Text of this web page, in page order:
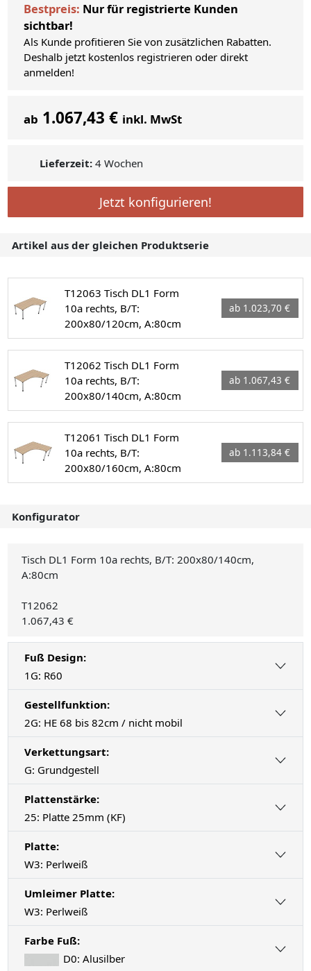
Bestpreis: Nur für registrierte Kunden
sichtbar!
Als Kunde profitieren Sie von zusätzlichen Rabatten.
Deshalb jetzt kostenlos registrieren oder direkt
anmelden!
ab 1.067,43 € inkl. MwSt
Lieferzeit: 4 Wochen
Jetzt konfigurieren!
Artikel aus der gleichen Produktserie
T12063 Tisch DL1 Form
10a rechts, B/T:
200x80/120cm, A:80cm
ab 1.023,70 €
T12062 Tisch DL1 Form
10a rechts, B/T:
200x80/140cm, A:80cm
ab 1.067,43 €
T12061 Tisch DL1 Form
10a rechts, B/T:
200x80/160cm, A:80cm
ab 1.113,84 €
Konfigurator
Tisch DL1 Form 10a rechts, B/T: 200x80/140cm,
A:80cm
T12062
1.067,43 €
Fuß Design:
1G: R60
Gestellfunktion:
2G: HE 68 bis 82cm / nicht mobil
Verkettungsart:
G: Grundgestell
Plattenstärke:
25: Platte 25mm (KF)
Platte:
W3: Perlweiß
Umleimer Platte:
W3: Perlweiß
Farbe Fuß:
D0: Alusilber